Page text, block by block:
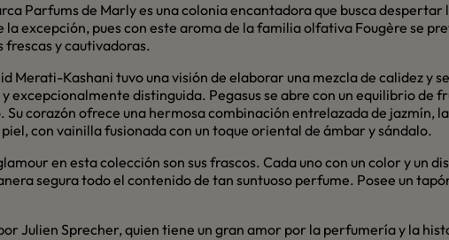
Parfums de Marly es una colonia encantadora que busca despertar
excepción, pues con este aroma de la familia olfativa Fougère se
y cautivadoras.
Merati-Kashani tuvo una visión de elaborar una mezcla de calidez y
distinguida. Pegasus se abre con un equilibrio de
corazón ofrece una hermosa combinación entrelazada de jazmín,
con vainilla fusionada con un toque oriental de ámbar y sándalo.
en esta colección son sus frascos. Cada uno con un color y un
segura todo el contenido de tan suntuoso perfume. Posee un
Julien Sprecher, quien tiene un gran amor por la perfumería y la